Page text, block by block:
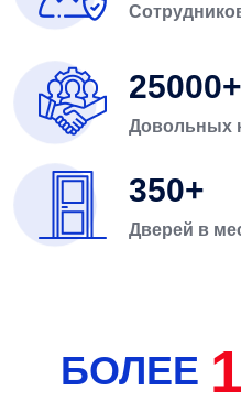
25000
Довольных
350
Дверей в
БОЛЕЕ